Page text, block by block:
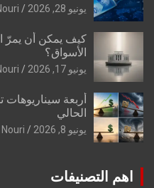
يونيو 28, 2026
كيف يمكن أن يمرّ
الأسواق؟
يونيو 17, 2026
أربعة
الحالي
يونيو 8, 2026
اهم التصنيفات